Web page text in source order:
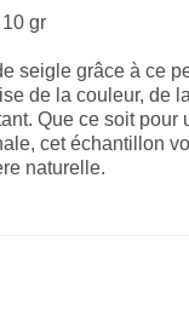
gr
seigle grâce à ce
de la couleur, de
Que ce soit pour
cet échantillon
naturelle.